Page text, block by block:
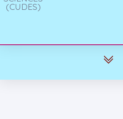
(CUDES)